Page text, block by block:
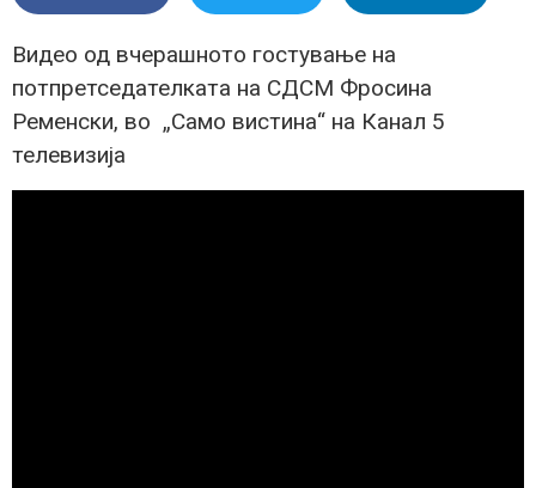
Видео од вчерашното гостување на
потпретседателката на СДСМ Фросина
Ременски, во „Само вистина“ на Канал 5
телевизија